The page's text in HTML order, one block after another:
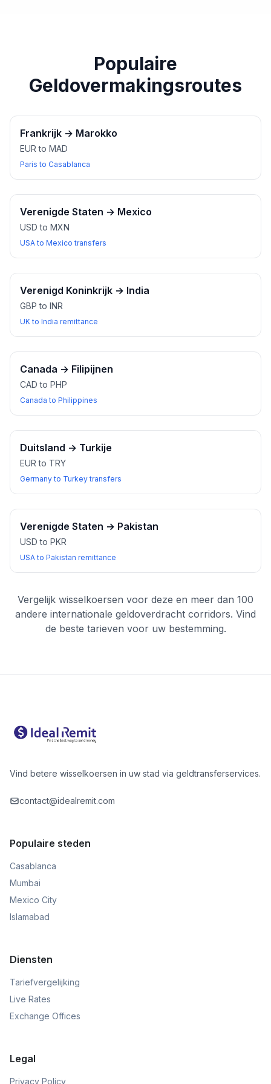
Populaire
Geldovermakingsroutes
Frankrijk → Marokko
EUR to MAD
Paris to Casablanca
Verenigde Staten → Mexico
USD to MXN
USA to Mexico transfers
Verenigd Koninkrijk → India
GBP to INR
UK to India remittance
Canada → Filipijnen
CAD to PHP
Canada to Philippines
Duitsland → Turkije
EUR to TRY
Germany to Turkey transfers
Verenigde Staten → Pakistan
USD to PKR
USA to Pakistan remittance
Vergelijk wisselkoersen voor deze en meer dan 100
andere internationale geldoverdracht corridors. Vind
de beste tarieven voor uw bestemming.
Vind betere wisselkoersen in uw stad via geldtransferservices.
contact@idealremit.com
Populaire steden
Casablanca
Mumbai
Mexico City
Islamabad
Diensten
Tariefvergelijking
Live Rates
Exchange Offices
Legal
Privacy Policy